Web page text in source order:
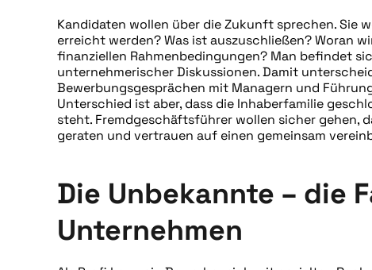
Kandidaten wollen über die Zukunft sprechen. Sie
erreicht werden? Was ist auszuschließen? Woran
finanziellen Rahmenbedingungen? Man befindet
unternehmerischer Diskussionen. Damit
Bewerbungsgesprächen mit Managern und
Unterschied ist aber, dass die Inhaberfamilie
steht. Fremdgeschäftsführer wollen sicher gehen,
geraten und vertrauen auf einen gemeinsam
Die Unbekannte – die
Unternehmen